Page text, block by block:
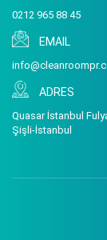
0212 965 88 45
EMAIL
ADRES
Quasar İstanbul
Şişli-İstanbul